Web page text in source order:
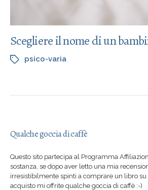
Scegliere il nome di un
psico-varia
Qualche goccia di caffè
Questo sito partecipa al Programma
sostanza, se dopo aver letto una mia
irresistibilmente spinti a comprare un libro
acquisto mi offrite qualche goccia di caffè :-)